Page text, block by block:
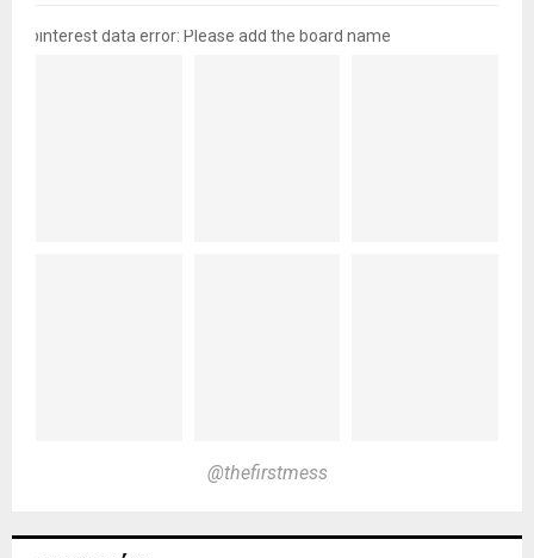
pinterest data error: Please add the board name
@thefirstmess